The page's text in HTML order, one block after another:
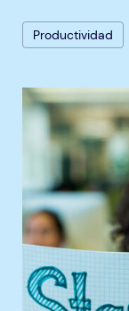
Productividad